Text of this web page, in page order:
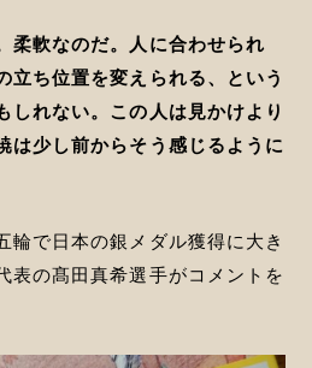
柔軟なのだ。人に合わせられ
立ち位置を変えられる、という
しれない。この人は見かけより
は少し前からそう感じるように
輪で日本の銀メダル獲得に大き
表の髙田真希選手がコメントを